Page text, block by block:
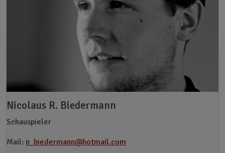
Nicolaus R. Biedermann
Schauspieler
Mail: n_biedermann@hotmail.com